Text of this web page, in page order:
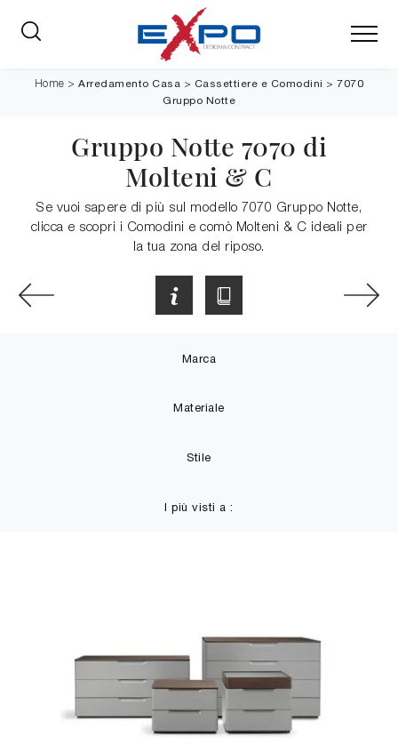
Home >Arredamento Casa > Cassettiere e Comodini >7070
Gruppo Notte
Gruppo Notte 7070 di
Molteni & C
Se vuoi sapere di più sul modello 7070 Gruppo Notte,
clicca e scopri i Comodini e comò Molteni & C ideali per
la tua zona del riposo.
Marca
Materiale
Stile
I più visti a :